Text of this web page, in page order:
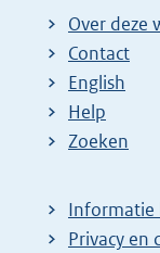
n
a
:
Over deze
Contact
English
Help
Zoeken
Informatie
Privacy en